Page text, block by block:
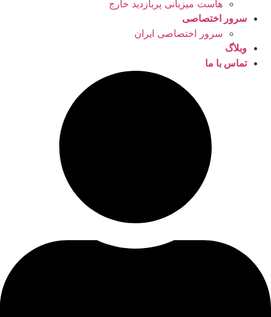
هاست میزبانی پربازدید خارج
سرور اختصاصی
سرور اختصاصی ایران
وبلاگ
تماس با ما